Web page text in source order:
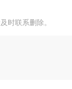
时联系删除。